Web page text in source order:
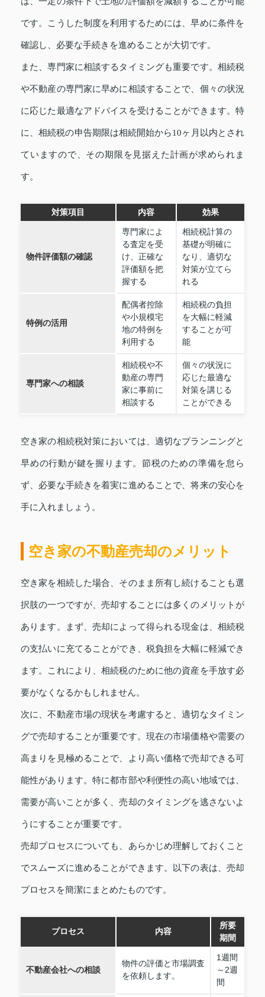
です。こうした制度を利用するためには、早めに条件を
確認し、必要な手続きを進めることが大切です。
また、専門家に相談するタイミングも重要です。相続税
や不動産の専門家に早めに相談することで、個々の状況
に応じた最適なアドバイスを受けることができます。特
に、相続税の申告期限は相続開始から10ヶ月以内とされ
ていますので、その期限を見据えた計画が求められま
す。
対策項目 内容 効果
物件評価額の確認
専門家によ
る査定を受
け、正確な
評価額を把
握する
相続税計算の
基礎が明確に
なり、適切な
対策が立てら
れる
特例の活用
配偶者控除
や小規模宅
地の特例を
利用する
相続税の負担
を大幅に軽減
することが可
能
専門家への相談
相続税や不
動産の専門
家に事前に
相談する
個々の状況に
応じた最適な
対策を講じる
ことができる
空き家の相続税対策においては、適切なプランニングと
早めの行動が鍵を握ります。節税のための準備を怠ら
ず、必要な手続きを着実に進めることで、将来の安心を
手に入れましょう。
空き家の不動産売却のメリット
空き家を相続した場合、そのまま所有し続けることも選
択肢の一つですが、売却することには多くのメリットが
あります。まず、売却によって得られる現金は、相続税
の支払いに充てることができ、税負担を大幅に軽減でき
ます。これにより、相続税のために他の資産を手放す必
要がなくなるかもしれません。
次に、不動産市場の現状を考慮すると、適切なタイミン
グで売却することが重要です。現在の市場価格や需要の
高まりを見極めることで、より高い価格で売却できる可
能性があります。特に都市部や利便性の高い地域では、
需要が高いことが多く、売却のタイミングを逃さないよ
うにすることが重要です。
売却プロセスについても、あらかじめ理解しておくこと
でスムーズに進めることができます。以下の表は、売却
プロセスを簡潔にまとめたものです。
プロセス 内容
所要
期間
不動産会社への相談
物件の評価と市場調査
を依頼します。
1週間
～2週
間